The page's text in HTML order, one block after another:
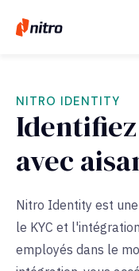
NITRO IDENTITY
avec
Nitro Identity est
le KYC et
employés dans le